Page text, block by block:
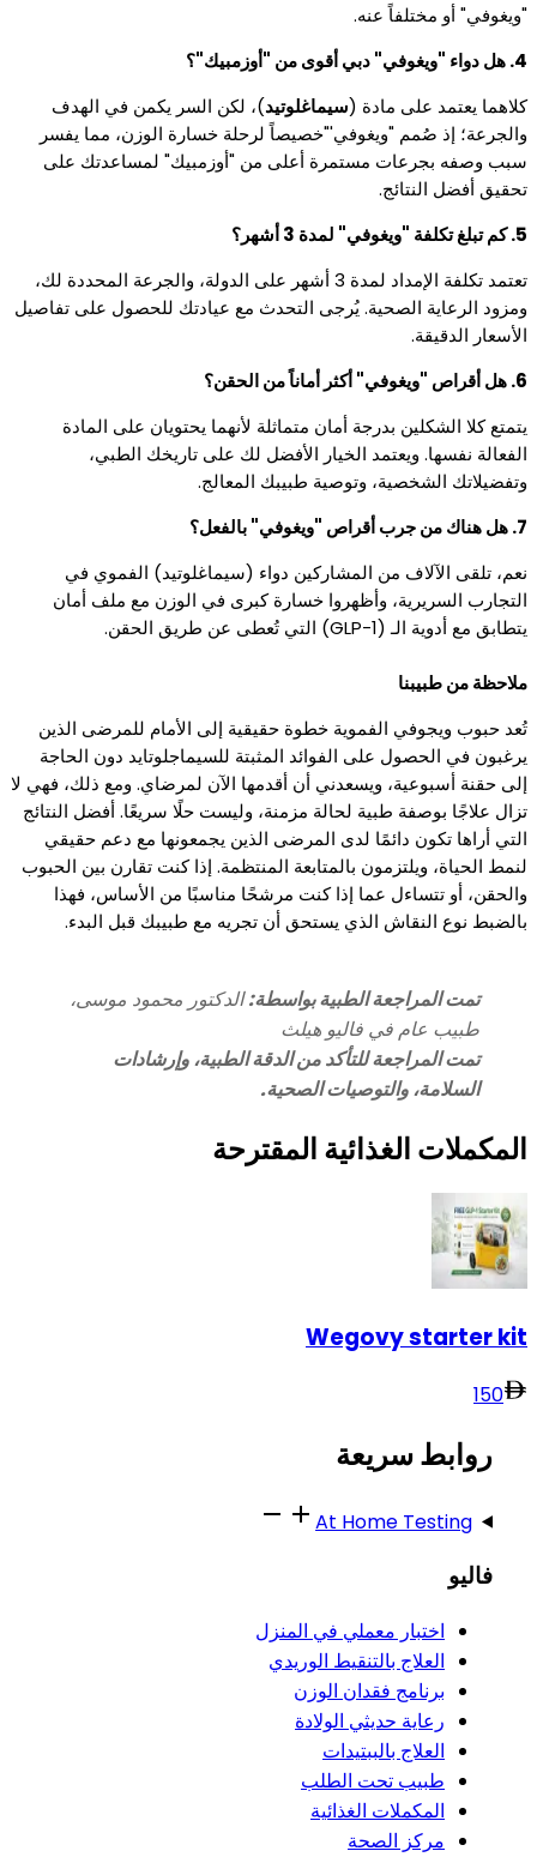
"ويغوفي" أو مختلفاً عنه.
4. هل دواء "ويغوفي" دبي أقوى من "أوزمبيك"؟
كلاهما يعتمد على مادة (سيماغلوتيد)، لكن السر يكمن في الهدف
والجرعة؛ إذ صُمم "ويغوفي'"خصيصاً لرحلة خسارة الوزن، مما يفسر
سبب وصفه بجرعات مستمرة أعلى من "أوزمبيك" لمساعدتك على
تحقيق أفضل النتائج.
5. كم تبلغ تكلفة "ويغوفي" لمدة 3 أشهر؟
تعتمد تكلفة الإمداد لمدة 3 أشهر على الدولة، والجرعة المحددة لك،
ومزود الرعاية الصحية. يُرجى التحدث مع عيادتك للحصول على تفاصيل
الأسعار الدقيقة.
6. هل أقراص "ويغوفي" أكثر أماناً من الحقن؟
يتمتع كلا الشكلين بدرجة أمان متماثلة لأنهما يحتويان على المادة
الفعالة نفسها. ويعتمد الخيار الأفضل لك على تاريخك الطبي،
وتفضيلاتك الشخصية، وتوصية طبيبك المعالج.
7. هل هناك من جرب أقراص "ويغوفي" بالفعل؟
نعم، تلقى الآلاف من المشاركين دواء (سيماغلوتيد) الفموي في
التجارب السريرية، وأظهروا خسارة كبرى في الوزن مع ملف أمان
يتطابق مع أدوية الـ (GLP-1) التي تُعطى عن طريق الحقن.
ملاحظة من طبيبنا
تُعد حبوب ويجوفي الفموية خطوة حقيقية إلى الأمام للمرضى الذين
يرغبون في الحصول على الفوائد المثبتة للسيماجلوتايد دون الحاجة
إلى حقنة أسبوعية، ويسعدني أن أقدمها الآن لمرضاي. ومع ذلك، فهي لا
تزال علاجًا بوصفة طبية لحالة مزمنة، وليست حلًا سريعًا. أفضل النتائج
التي أراها تكون دائمًا لدى المرضى الذين يجمعونها مع دعم حقيقي
لنمط الحياة، ويلتزمون بالمتابعة المنتظمة. إذا كنت تقارن بين الحبوب
والحقن، أو تتساءل عما إذا كنت مرشحًا مناسبًا من الأساس، فهذا
بالضبط نوع النقاش الذي يستحق أن تجريه مع طبيبك قبل البدء.
تمت المراجعة الطبية بواسطة: الدكتور محمود موسى،
طبيب عام في فاليو هيلث
تمت المراجعة للتأكد من الدقة الطبية، وإرشادات
السلامة، والتوصيات الصحية.
المكملات الغذائية المقترحة
Wegovy starter kit
150
روابط سريعة
At Home Testing
فاليو
اختبار معملي في المنزل
العلاج بالتنقيط الوريدي
برنامج فقدان الوزن
رعاية حديثي الولادة
العلاج بالببتيدات
طبيب تحت الطلب
المكملات الغذائية
مركز الصحة